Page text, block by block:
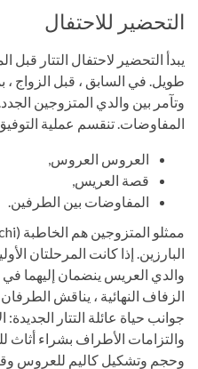
التحضير للاحتفال
يبدأ التحضير لاحتفال التتار
طويل. في السابق ، قبل الزواج ،
وتآمر بين والدي المتزوجين
المفاوضات. تنقسم عملية
العروس العروس,
قصة العريس,
المفاوضات بين الطرفين.
البارزين. إذا كانت المرحلتان
والدي العريس ينضمان إليهما
الزفاف النهائية ، يناقش
جوانب حياة عائلة التتار
والتزامات الأطراف بشراء
وحجم وتشكيل كاليم للعروس